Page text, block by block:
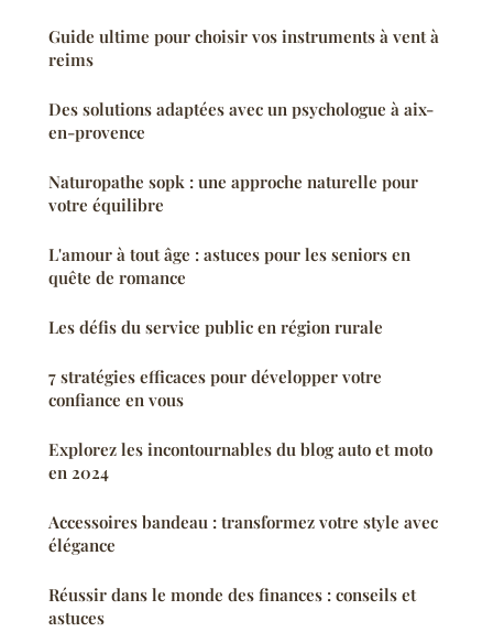
Guide ultime pour choisir vos instruments à vent à
reims
Des solutions adaptées avec un psychologue à aix-
en-provence
Naturopathe sopk : une approche naturelle pour
votre équilibre
L'amour à tout âge : astuces pour les seniors en
quête de romance
Les défis du service public en région rurale
7 stratégies efficaces pour développer votre
confiance en vous
Explorez les incontournables du blog auto et moto
en 2024
Accessoires bandeau : transformez votre style avec
élégance
Réussir dans le monde des finances : conseils et
astuces